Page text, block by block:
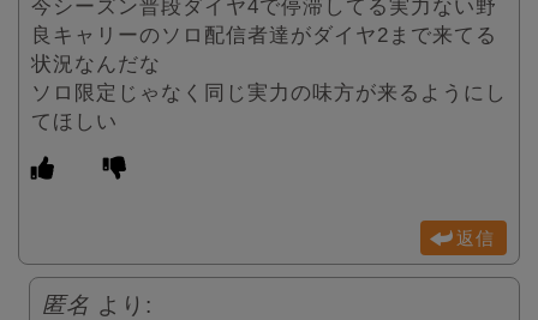
今シーズン普段ダイヤ4で停滞してる実力ない野
良キャリーのソロ配信者達がダイヤ2まで来てる
状況なんだな
ソロ限定じゃなく同じ実力の味方が来るようにし
てほしい
返信
匿名 より: